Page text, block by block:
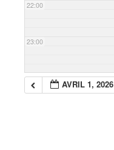
22:00
23:00
AVRIL 1, 2026